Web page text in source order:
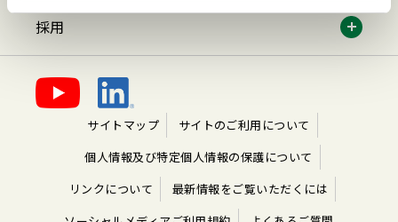
採用
サイトマップ
サイトのご利用について
個人情報及び特定個人情報の保護について
リンクについて
最新情報をご覧いただくには